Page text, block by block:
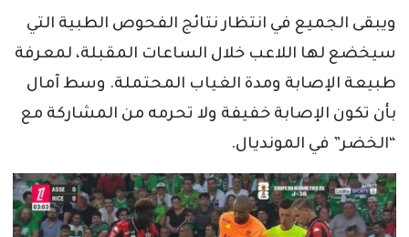
ويبقى الجميع في انتظار نتائج الفحوص الطبية التي
سيخضع لها اللاعب خلال الساعات المقبلة، لمعرفة
طبيعة الإصابة ومدة الغياب المحتملة. وسط آمال
بأن تكون الإصابة خفيفة ولا تحرمه من المشاركة مع
“الخضر” في المونديال.